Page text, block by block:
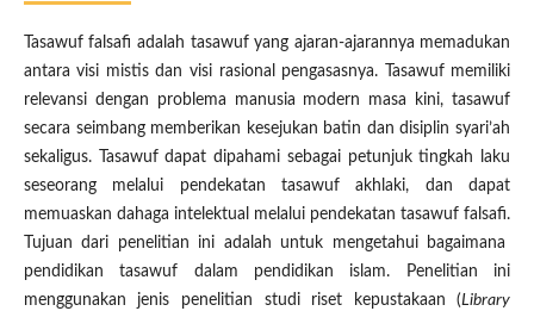
Tasawuf falsafi adalah tasawuf yang ajaran-ajarannya memadukan
antara visi mistis dan visi rasional pengasasnya. Tasawuf memiliki
relevansi dengan problema manusia modern masa kini, tasawuf
secara seimbang memberikan kesejukan batin dan disiplin syari’ah
sekaligus. Tasawuf dapat dipahami sebagai petunjuk tingkah laku
seseorang melalui pendekatan tasawuf akhlaki, dan dapat
memuaskan dahaga intelektual melalui pendekatan tasawuf falsafi.
Tujuan dari penelitian ini adalah untuk mengetahui bagaimana
pendidikan tasawuf dalam pendidikan islam. Penelitian ini
menggunakan jenis penelitian studi riset kepustakaan (Library